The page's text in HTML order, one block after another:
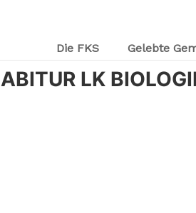
Die FKS Gelebte
ABITUR LK